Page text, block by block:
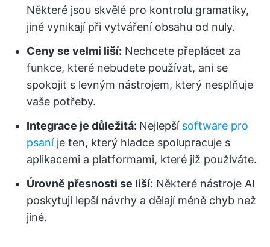
Některé jsou skvělé pro kontrolu gramatiky,
jiné vynikají při vytváření obsahu od nuly.
Ceny se velmi liší: Nechcete přeplácet za
funkce, které nebudete používat, ani se
spokojit s levným nástrojem, který nesplňuje
vaše potřeby.
Integrace je důležitá: Nejlepší software pro
psaníje ten, který hladce spolupracuje s
aplikacemi a platformami, které již používáte.
Úrovně přesnosti se liší: Některé nástroje AI
poskytují lepší návrhy a dělají méně chyb než
jiné.